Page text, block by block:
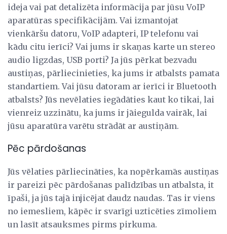
ideja vai pat detalizēta informācija par jūsu VoIP
aparatūras specifikācijām. Vai izmantojat
vienkāršu datoru, VoIP adapteri, IP telefonu vai
kādu citu ierīci? Vai jums ir skaņas karte un stereo
audio ligzdas, USB porti? Ja jūs pērkat bezvadu
austiņas, pārliecinieties, ka jums ir atbalsts pamata
standartiem. Vai jūsu datoram ar ierīci ir Bluetooth
atbalsts? Jūs nevēlaties iegādāties kaut ko tikai, lai
vienreiz uzzinātu, ka jums ir jāiegulda vairāk, lai
jūsu aparatūra varētu strādāt ar austiņām.
Pēc pārdošanas
Jūs vēlaties pārliecināties, ka nopērkamās austiņas
ir pareizi pēc pārdošanas palīdzības un atbalsta, it
īpaši, ja jūs tajā injicējat daudz naudas. Tas ir viens
no iemesliem, kāpēc ir svarīgi uzticēties zīmoliem
un lasīt atsauksmes pirms pirkuma.